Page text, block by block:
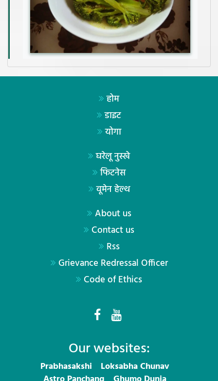
होम
डाइट
योगा
घरेलू नुस्खे
फिटनेस
वूमेन हेल्थ
About us
Contact us
Rss
Grievance Redressal Officer
Code of Ethics
Our websites:
Prabhasakshi
Loksabha Chunav